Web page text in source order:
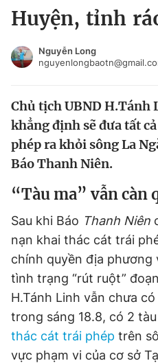
Chào ngày mới
Video
Sản phẩm khác
Tiện ích
Thông tin tòa soạn
Đọc Thanh Niên trên điện
Tin đã xem
Đăng xuất
Huyện, tỉnh
Nguyễn Long
Chủ tịch UBND H.Tánh
khẳng định sẽ đưa tất
phép ra khỏi sông La
Báo Thanh Niên.
“Tàu ma” vẫn càn
Sau khi Báo Thanh Niên
nạn khai thác cát trái
chính quyền địa phương
tình trạng “rút ruột”
H.Tánh Linh vẫn chưa
trong sáng 18.8, có 2
thác cát trái phép trên
vực phạm vi của cơ sở